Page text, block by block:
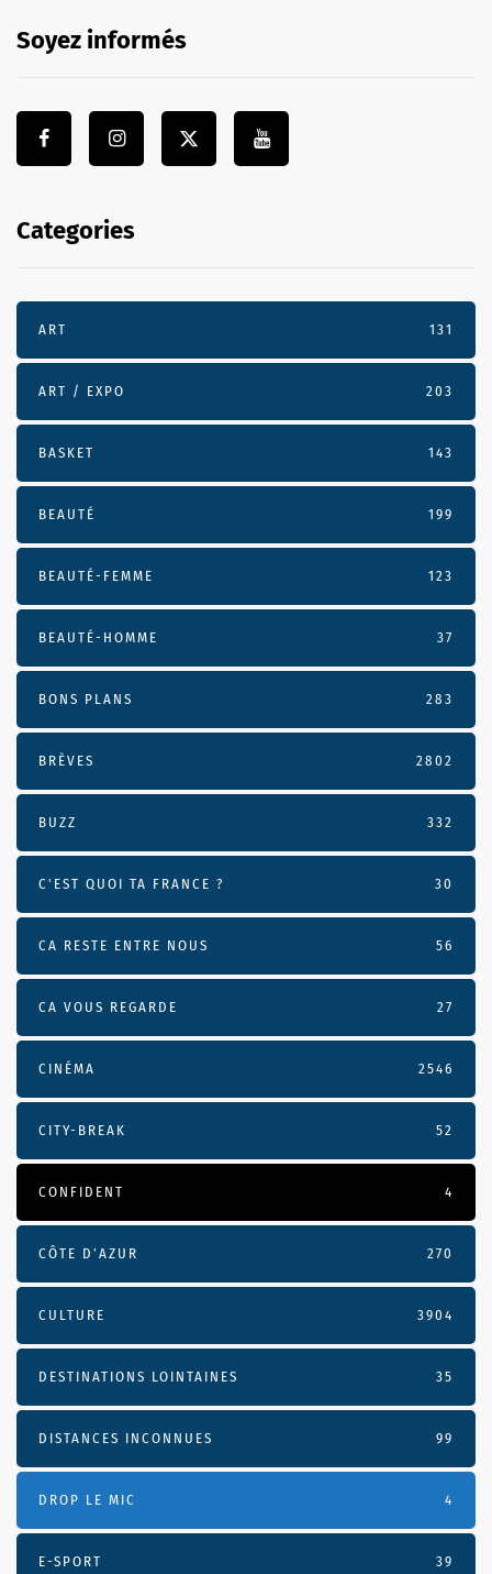
Soyez informés
Categories
ART 131
ART / EXPO 203
BASKET 143
BEAUTÉ 199
BEAUTÉ-FEMME 123
BEAUTÉ-HOMME 37
BONS PLANS 283
BRÈVES 2802
BUZZ 332
C'EST QUOI TA FRANCE ? 30
CA RESTE ENTRE NOUS 56
CA VOUS REGARDE 27
CINÉMA 2546
CITY-BREAK 52
CONFIDENT 4
CÔTE D’AZUR 270
CULTURE 3904
DESTINATIONS LOINTAINES 35
DISTANCES INCONNUES 99
DROP LE MIC 4
E-SPORT 39